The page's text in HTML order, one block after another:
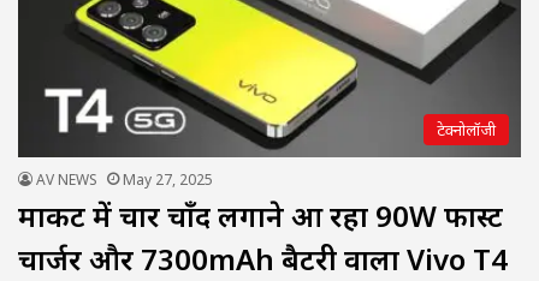
टेक्नोलॉजी
AV NEWS May 27, 2025
मार्केट में चार चाँद लगाने आ रहा 90W फास्ट
चार्जर और 7300mAh बैटरी वाला Vivo T4